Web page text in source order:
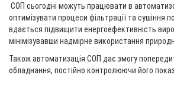
СОП сьогодні можуть працювати в
оптимізувати процеси фільтрації та сушіння
вдається підвищити енергоефективність
мінімізувавши надмірне використання
Також автоматизація СОП дає змогу
обладнання, постійно контролюючи його